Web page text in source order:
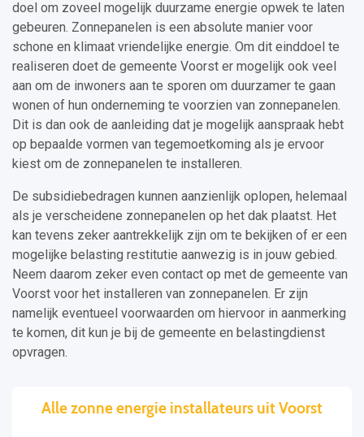
doel om zoveel mogelijk duurzame energie opwek te laten
gebeuren. Zonnepanelen is een absolute manier voor
schone en klimaat vriendelijke energie. Om dit einddoel te
realiseren doet de gemeente Voorst er mogelijk ook veel
aan om de inwoners aan te sporen om duurzamer te gaan
wonen of hun onderneming te voorzien van zonnepanelen.
Dit is dan ook de aanleiding dat je mogelijk aanspraak hebt
op bepaalde vormen van tegemoetkoming als je ervoor
kiest om de zonnepanelen te installeren.
De subsidiebedragen kunnen aanzienlijk oplopen, helemaal
als je verscheidene zonnepanelen op het dak plaatst. Het
kan tevens zeker aantrekkelijk zijn om te bekijken of er een
mogelijke belasting restitutie aanwezig is in jouw gebied.
Neem daarom zeker even contact op met de gemeente van
Voorst voor het installeren van zonnepanelen. Er zijn
namelijk eventueel voorwaarden om hiervoor in aanmerking
te komen, dit kun je bij de gemeente en belastingdienst
opvragen.
Alle zonne energie installateurs uit Voorst